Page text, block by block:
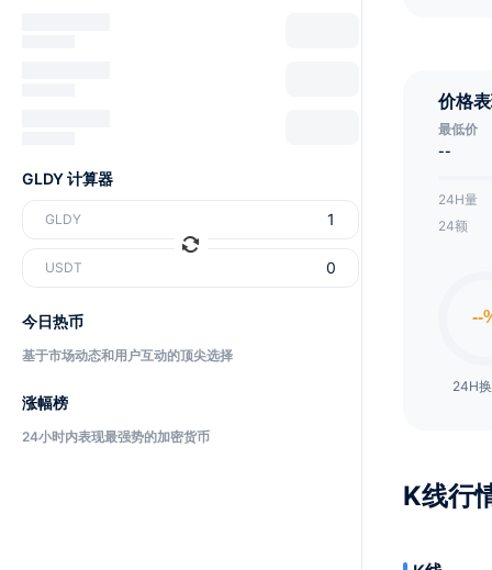
价格
最低价
--
24H量
24额
24H
K线行
GLDY 计算器
GLDY
USDT
今日热币
基于市场动态和用户互动的顶尖选择
涨幅榜
24小时内表现最强势的加密货币